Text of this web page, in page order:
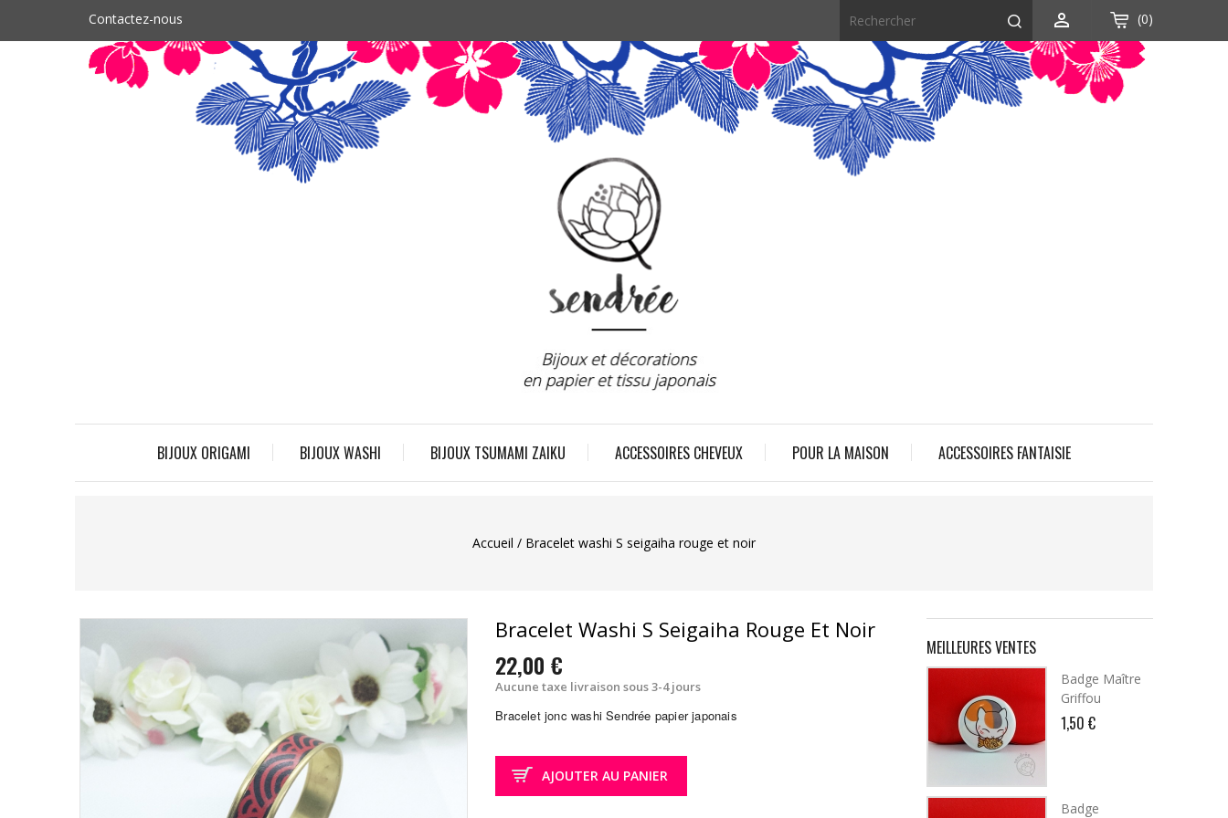
Contactez-nous  (0)
BIJOUX ORIGAMI BIJOUX WASHI BIJOUX TSUMAMI ZAIKU ACCESSOIRES CHEVEUX POUR LA MAISON ACCESSOIRES FANTAISIE
Accueil Bracelet washi S seigaiha rouge et noir
Bracelet Washi S Seigaiha Rouge Et Noir
22,00 €
Aucune taxe livraison sous 3-4 jours
Bracelet jonc washi Sendrée papier japonais
AJOUTER AU PANIER
MEILLEURES VENTES
Badge Maître
Griffou
1,50 €
Badge